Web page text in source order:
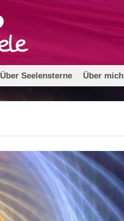
Über Seelensterne Über mich